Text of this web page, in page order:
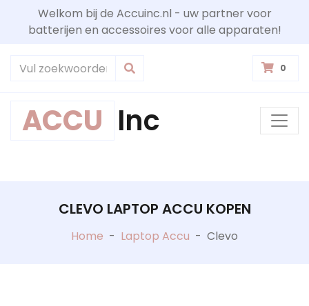
Welkom bij de Accuinc.nl - uw partner voor
batterijen en accessoires voor alle apparaten!
0
ACCU Inc
CLEVO LAPTOP ACCU KOPEN
Home - Laptop Accu - Clevo